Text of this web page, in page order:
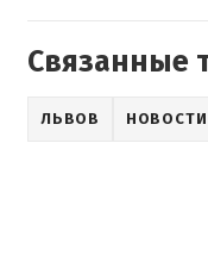
Связанные
ЛЬВОВ